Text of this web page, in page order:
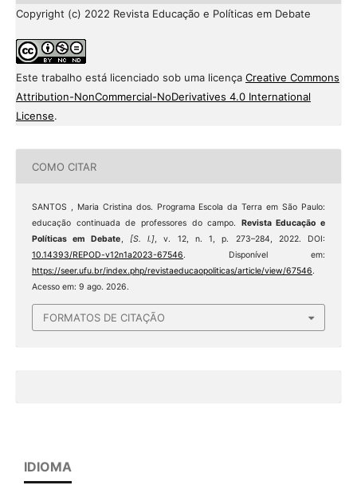
Copyright (c) 2022 Revista Educação e Políticas em Debate
Este trabalho está licenciado sob uma licença Creative Commons
Attribution-NonCommercial-NoDerivatives 4.0 International
License.
COMO CITAR
SANTOS , Maria Cristina dos. Programa Escola da Terra em São Paulo:
educação continuada de professores do campo. Revista Educação e
Políticas em Debate, [S. l.], v. 12, n. 1, p. 273–284, 2022. DOI:
10.14393/REPOD-v12n1a2023-67546. Disponível em:
https://seer.ufu.br/index.php/revistaeducaopoliticas/article/view/67546.
Acesso em: 9 ago. 2026.
FORMATOS DE CITAÇÃO
IDIOMA